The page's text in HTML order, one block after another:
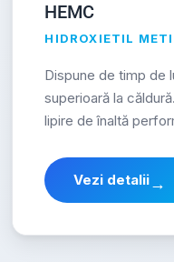
HEMC
HIDROXIETIL
Dispune de timp de
superioară la
lipire de înaltă
Vezi detalii→